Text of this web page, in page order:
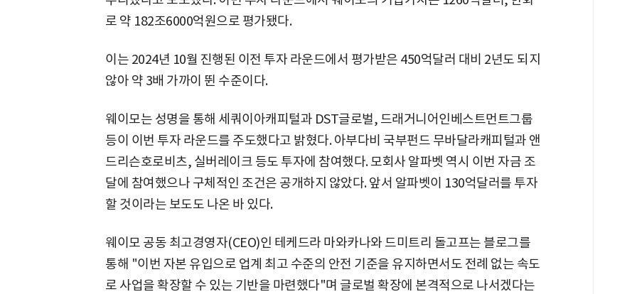
로 약 182조6000억원으로 평가됐다.
이는 2024년 10월 진행된 이전 투자 라운드에서 평가받은 450억달러 대비 2년도 되지
않아 약 3배 가까이 뛴 수준이다.
웨이모는 성명을 통해 세쿼이아캐피털과 DST글로벌, 드래거니어인베스트먼트그룹
등이 이번 투자 라운드를 주도했다고 밝혔다. 아부다비 국부펀드 무바달라캐피털과 앤
드리슨호로비츠, 실버레이크 등도 투자에 참여했다. 모회사 알파벳 역시 이번 자금 조
달에 참여했으나 구체적인 조건은 공개하지 않았다. 앞서 알파벳이 130억달러를 투자
할 것이라는 보도도 나온 바 있다.
웨이모 공동 최고경영자(CEO)인 테케드라 마와카나와 드미트리 돌고프는 블로그를
통해 "이번 자본 유입으로 업계 최고 수준의 안전 기준을 유지하면서도 전례 없는 속도
로 사업을 확장할 수 있는 기반을 마련했다"며 글로벌 확장에 본격적으로 나서겠다는